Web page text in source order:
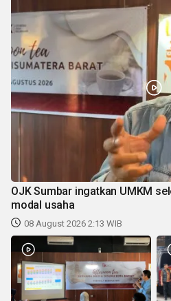
OJK Sumbar ingatkan UMKM
modal usaha
08 August 2026 2:13 WIB